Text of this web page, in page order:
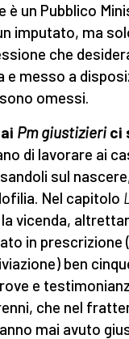
è un Pubblico
imputato, ma
che
e messo a
omessi.
Pm giustizierici
di lavorare ai
sul
Nel capitolo
vicenda,
in prescrizione
ben
e
che nel
mai avuto